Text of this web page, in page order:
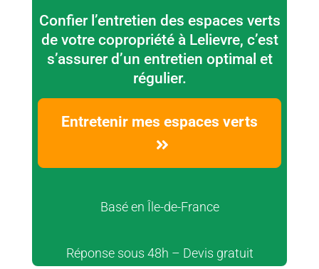
Confier l’entretien des espaces verts
de votre copropriété à Lelievre, c’est
s’assurer d’un entretien optimal et
régulier.
Entretenir mes espaces verts
Basé en Île-de-France
Réponse sous 48h – Devis gratuit